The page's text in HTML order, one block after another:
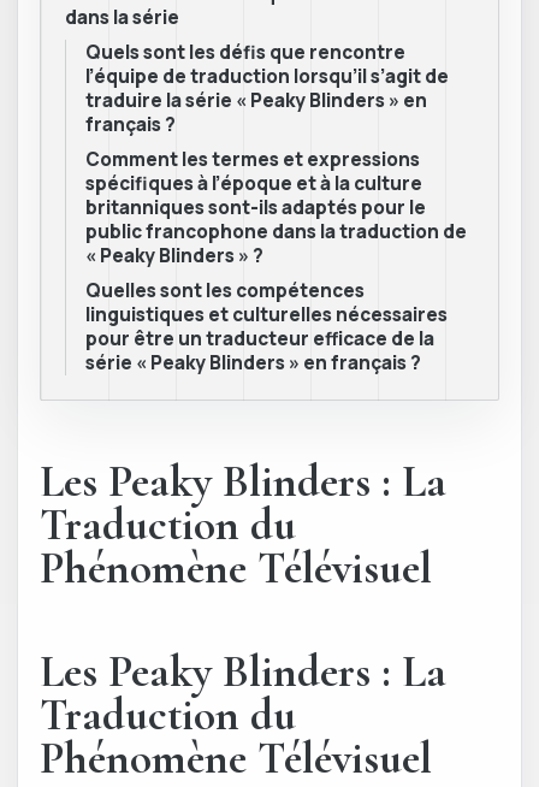
dans la série
Quels sont les défis que rencontre
l’équipe de traduction lorsqu’il s’agit de
traduire la série « Peaky Blinders » en
français ?
Comment les termes et expressions
spécifiques à l’époque et à la culture
britanniques sont-ils adaptés pour le
public francophone dans la traduction de
« Peaky Blinders » ?
Quelles sont les compétences
linguistiques et culturelles nécessaires
pour être un traducteur efficace de la
série « Peaky Blinders » en français ?
Les Peaky Blinders : La
Traduction du
Phénomène Télévisuel
Les Peaky Blinders : La
Traduction du
Phénomène Télévisuel